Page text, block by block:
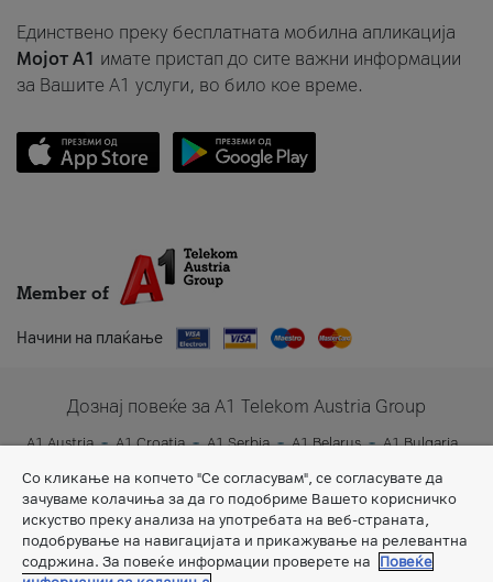
Единствено преку бесплатната мобилна апликација
Мојот A1 имате пристап до сите важни информации
за Вашите A1 услуги, во било кое време.
Member of
Начини на плаќање
Дознај повеќе за A1 Telekom Austria Group
A1 Austria A1 Croatia A1 Serbia A1 Belarus
A1 Bulgaria
Со кликање на копчето "Се согласувам", се согласувате да
зачуваме колачиња за да го подобриме Вашето корисничко
искуство преку анализа на употребата на веб-страната,
подобрување на навигацијата и прикажување на релевантна
содржина. За повеќе информации проверете на
Повеќе